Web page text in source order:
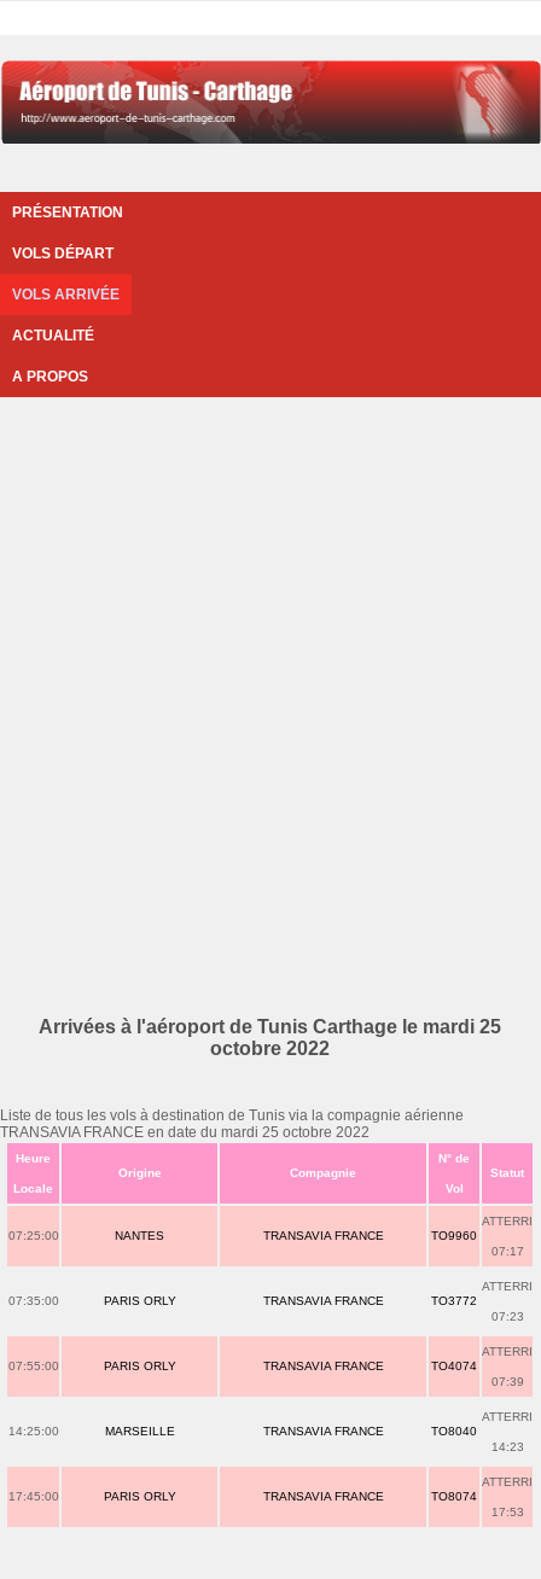
PRÉSENTATION
VOLS DÉPART
VOLS ARRIVÉE
ACTUALITÉ
A PROPOS
Arrivées à l'aéroport de Tunis Carthage le mardi 25
octobre 2022
Liste de tous les vols à destination de Tunis via la compagnie aérienne
TRANSAVIA FRANCE en date du mardi 25 octobre 2022
Heure
Locale
Origine Compagnie
N° de
Vol
Statut
07:25:00 NANTES TRANSAVIA FRANCE TO9960
ATTERRI
07:17
07:35:00 PARIS ORLY TRANSAVIA FRANCE TO3772
ATTERRI
07:23
07:55:00 PARIS ORLY TRANSAVIA FRANCE TO4074
ATTERRI
07:39
14:25:00 MARSEILLE TRANSAVIA FRANCE TO8040
ATTERRI
14:23
17:45:00 PARIS ORLY TRANSAVIA FRANCE TO8074
ATTERRI
17:53